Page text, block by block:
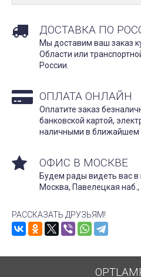
ДОСТАВКА ПО
Мы доставим ваш заказ
Области или
России.
ОПЛАТА ОНЛАЙН
Оплатите заказ
банковской картой,
наличными в ближайшем
ОФИС В МОСКВЕ
Будем рады видеть вас в
Москва, Павелецкая наб.,
РАССКАЗАТЬ ДРУЗЬЯМ!